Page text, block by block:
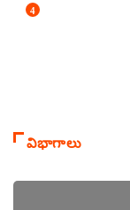
4
విభాగాలు